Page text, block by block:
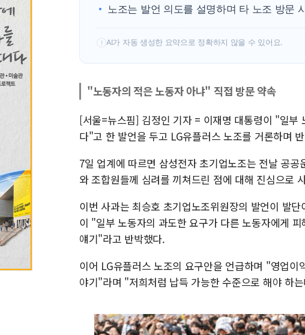
노조는 발언 의도를 설명하며 타 노조 방문
! AI가 자동 생성한 요약으로 정확하지 않을 수 있어요.
"노동자의 적은 노동자 아냐" 직접 방문 약속
[서울=뉴스핌] 김정인 기자 = 이재명 대통령이 "일부
다"고 한 발언을 두고 LG유플러스 노조를 거론하며
7일 업계에 따르면 삼성전자 초기업노조는 전날 공
와 조합원들께 심려를 끼쳐드린 점에 대해 진심으로
이번 사과는 최승호 초기업노조위원장의 발언이 발
이 "일부 노동자의 과도한 요구가 다른 노동자에게
얘기"라고 반박했다.
이어 LG유플러스 노조의 요구안을 언급하며 "영업
야기"라며 "저희처럼 납득 가능한 수준으로 해야 하